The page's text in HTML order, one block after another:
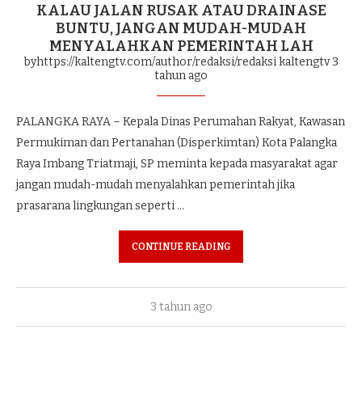
KALAU JALAN RUSAK ATAU DRAINASE
BUNTU, JANGAN MUDAH-MUDAH
MENYALAHKAN PEMERINTAH LAH
byhttps://kaltengtv.com/author/redaksi/redaksi kaltengtv3
tahun ago
PALANGKA RAYA – Kepala Dinas Perumahan Rakyat, Kawasan
Permukiman dan Pertanahan (Disperkimtan) Kota Palangka
Raya Imbang Triatmaji, SP meminta kepada masyarakat agar
jangan mudah-mudah menyalahkan pemerintah jika
prasarana lingkungan seperti …
CONTINUE READING
3 tahun ago